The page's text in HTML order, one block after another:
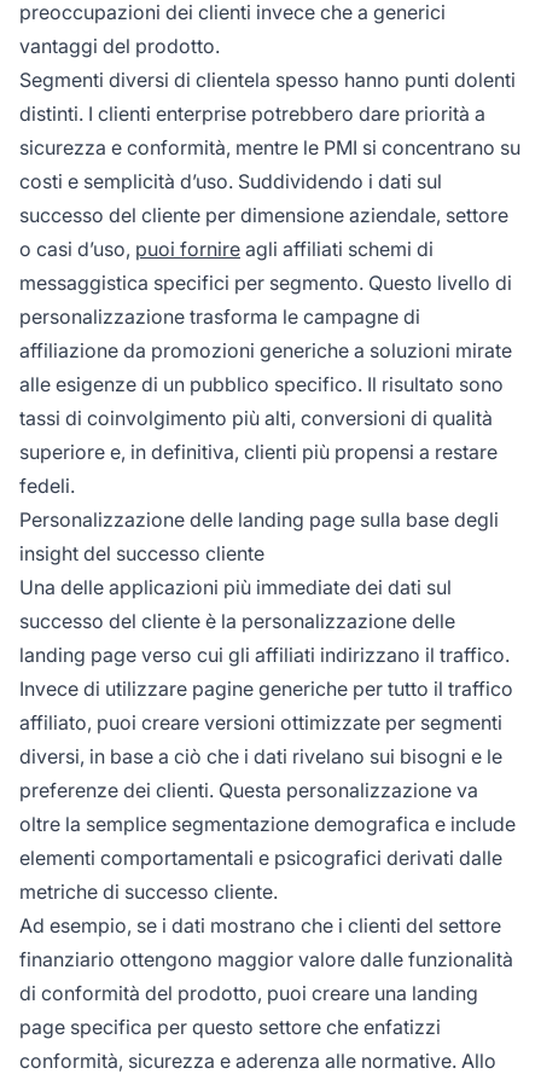
preoccupazioni dei clienti invece che a generici
vantaggi del prodotto.
Segmenti diversi di clientela spesso hanno punti dolenti
distinti. I clienti enterprise potrebbero dare priorità a
sicurezza e conformità, mentre le PMI si concentrano su
costi e semplicità d’uso. Suddividendo i dati sul
successo del cliente per dimensione aziendale, settore
o casi d’uso, puoi fornire agli affiliati schemi di
messaggistica specifici per segmento. Questo livello di
personalizzazione trasforma le campagne di
affiliazione da promozioni generiche a soluzioni mirate
alle esigenze di un pubblico specifico. Il risultato sono
tassi di coinvolgimento più alti, conversioni di qualità
superiore e, in definitiva, clienti più propensi a restare
fedeli.
Personalizzazione delle landing page sulla base degli
insight del successo cliente
Una delle applicazioni più immediate dei dati sul
successo del cliente è la personalizzazione delle
landing page verso cui gli affiliati indirizzano il traffico.
Invece di utilizzare pagine generiche per tutto il traffico
affiliato, puoi creare versioni ottimizzate per segmenti
diversi, in base a ciò che i dati rivelano sui bisogni e le
preferenze dei clienti. Questa personalizzazione va
oltre la semplice segmentazione demografica e include
elementi comportamentali e psicografici derivati dalle
metriche di successo cliente.
Ad esempio, se i dati mostrano che i clienti del settore
finanziario ottengono maggior valore dalle funzionalità
di conformità del prodotto, puoi creare una landing
page specifica per questo settore che enfatizzi
conformità, sicurezza e aderenza alle normative. Allo